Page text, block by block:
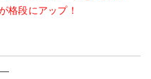
格段にアップ！